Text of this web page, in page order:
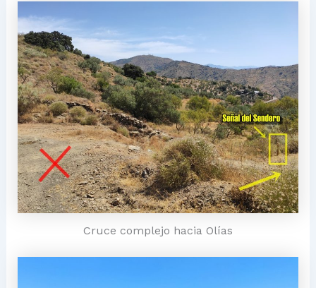
Cruce complejo hacia Olías